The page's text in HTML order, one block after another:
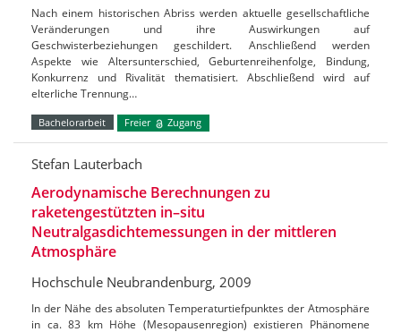
Nach einem historischen Abriss werden aktuelle gesellschaftliche
Veränderungen und ihre Auswirkungen auf
Geschwisterbeziehungen geschildert. Anschließend werden
Aspekte wie Altersunterschied, Geburtenreihenfolge, Bindung,
Konkurrenz und Rivalität thematisiert. Abschließend wird auf
elterliche Trennung…
Bachelorarbeit Freier Zugang
Stefan Lauterbach
Aerodynamische Berechnungen zu
raketengestützten in–situ
Neutralgasdichtemessungen in der mittleren
Atmosphäre
Hochschule Neubrandenburg, 2009
In der Nähe des absoluten Temperaturtiefpunktes der Atmosphäre
in ca. 83 km Höhe (Mesopausenregion) existieren Phänomene